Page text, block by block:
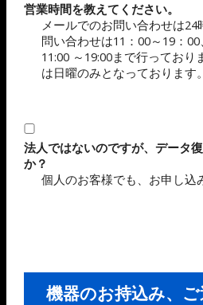
営業時間を教えてください。
メールでのお問い合わせは24
問い合わせは11：00～19：
11:00 ～19:00まで行っており
は日曜のみとなっております。
法人ではないのですが、データ
か？
個人のお客様でも、お申し込
機器のお持込み、